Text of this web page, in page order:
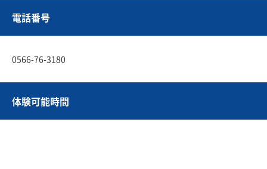
電話番号
0566-76-3180
体験可能時間